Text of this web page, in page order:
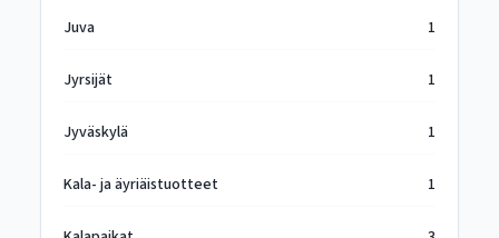
Juva 1
Jyrsijät 1
Jyväskylä 1
Kala- ja äyriäistuotteet 1